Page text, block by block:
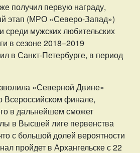
получил первую награду,
этап (МРО «Северо-Запад»)
среди мужских любительских
в сезоне 2018–2019
в Санкт-Петербурге, в период
«Северной Двине»
Всероссийском финале,
в дальнейшем сможет
в Высшей лиге первенства
с большой долей вероятности
пройдет в Архангельске с 22